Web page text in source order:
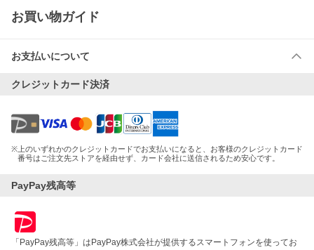
お買い物ガイド
お支払いについて
クレジットカード決済
※ 上のいずれかのクレジットカードでお支払いになると、お客様のクレジットカード
番号はご注文先ストアを経由せず、カード会社に送信されるため安心です。
PayPay残高等
「PayPay残高等」はPayPay株式会社が提供するスマートフォンを使ってお